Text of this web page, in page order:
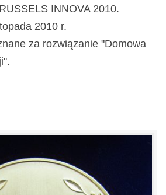
INNOVA 2010.
2010 r.
za rozwiązanie "Domowa